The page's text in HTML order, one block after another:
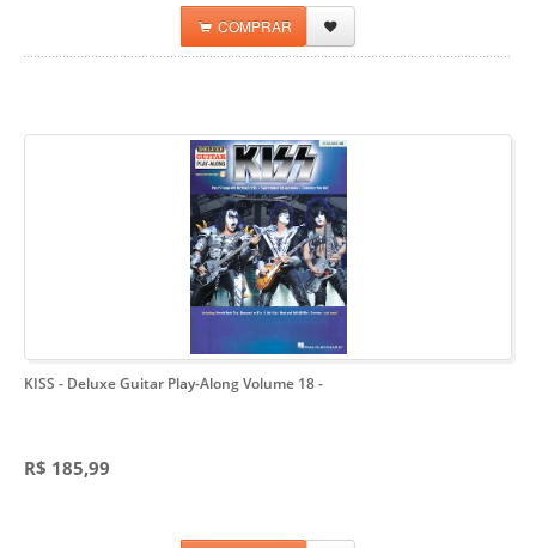
COMPRAR
KISS - Deluxe Guitar Play-Along Volume 18-
R$ 185,99